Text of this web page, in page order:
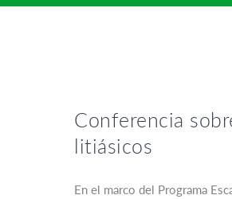
Conferencia
litiásicos
En el marco del Programa